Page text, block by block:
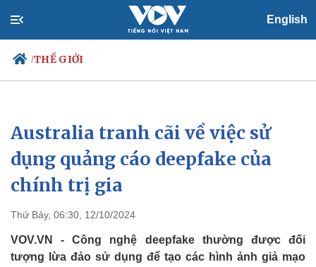
English
/THẾ GIỚI
Chính trị
Đảng
Tổ chức nhân sự
Quốc hội
Nhận diện sự thật
Xã hội
Tin 24h
Dự báo thời tiết
Australia tranh cãi về việc sử
dụng quảng cáo deepfake của
chính trị gia
Thứ Bảy, 06:30, 12/10/2024
VOV.VN - Công nghệ deepfake thường được đối
tượng lừa đảo sử dụng để tạo các hình ảnh giả mạo